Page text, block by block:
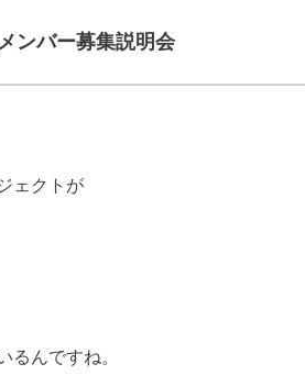
ンバー募集説明会
ェクトが
るんですね。